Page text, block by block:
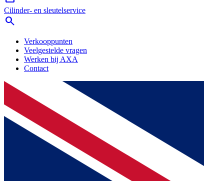
Cilinder- en sleutelservice
search
Verkooppunten
Veelgestelde vragen
Werken bij AXA
Contact